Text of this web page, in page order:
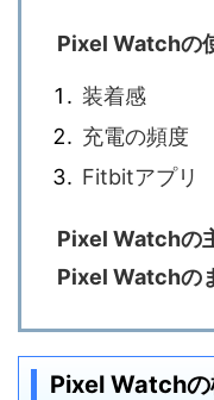
Pixel Watchの
装着感
充電の頻度
Fitbitアプリ
Pixel Watchの
Pixel Watchの
Pixel Watchの